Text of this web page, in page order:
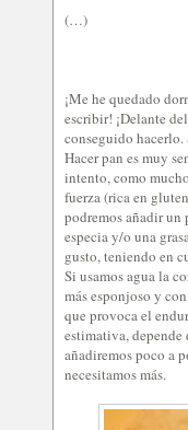
(…)
¡Me he quedado
escribir! ¡Delante
conseguido hacerlo.
Hacer pan es muy
intento, como
fuerza (rica en
podremos añadir un
especia y/o una
gusto, teniendo en
Si usamos agua la
más esponjoso y
que provoca el
estimativa,
añadiremos poco a
necesitamos más.